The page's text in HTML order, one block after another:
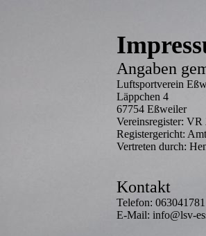
Angaben
Luftsportverein
Läppchen 4
67754 Eßweiler
Vereinsregister: VR
Registergericht:
Vertreten durch:
Kontakt
Telefon: 063041781
E-Mail: info@lsv-